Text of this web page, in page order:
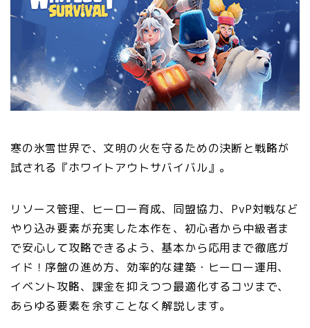
寒の氷雪世界で、文明の火を守るための決断と戦略が
試される『ホワイトアウトサバイバル』。
リソース管理、ヒーロー育成、同盟協力、PvP対戦など
やり込み要素が充実した本作を、初心者から中級者ま
で安心して攻略できるよう、基本から応用まで徹底ガ
イド！序盤の進め方、効率的な建築・ヒーロー運用、
イベント攻略、課金を抑えつつ最適化するコツまで、
あらゆる要素を余すことなく解説します。